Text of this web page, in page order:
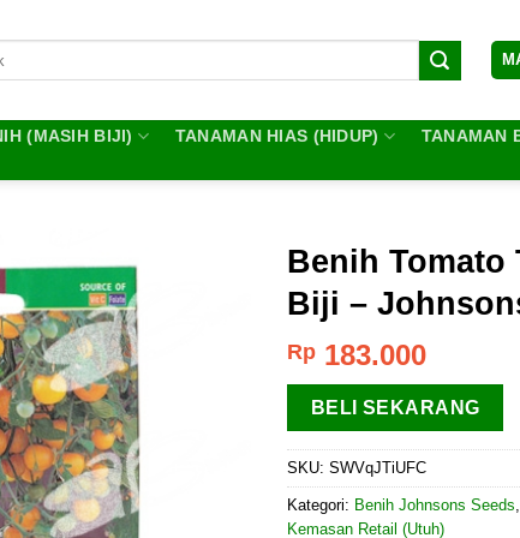
(MASIH BIJI) TANAMAN HIAS (HIDUP) TANAMAN
Benih Tomato
Biji –
Rp 183.000
BELI SEKARANG
SKU: SWVqJTiUFC
Kategori: Benih Johnsons Seeds,
Kemasan Retail (Utuh)